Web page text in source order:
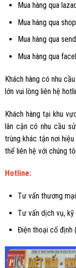
Mua hàng qua
Mua hàng qua
Mua hàng qua
Mua hàng qua
Khách hàng có nhu
lớn vui lòng liên hệ
Khách hàng tại khu
lân cận có nhu cầu
trùng khác tận nơi
thể liên hệ với chúng
Hotline:
Tư vấn thương
Tư vấn dịch vụ, kỹ
Điện thoại cố định